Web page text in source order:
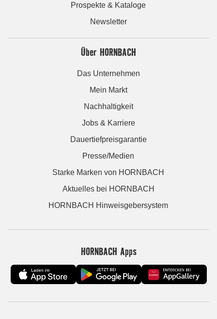
Prospekte & Kataloge
Newsletter
Über HORNBACH
Das Unternehmen
Mein Markt
Nachhaltigkeit
Jobs & Karriere
Dauertiefpreisgarantie
Presse/Medien
Starke Marken von HORNBACH
Aktuelles bei HORNBACH
HORNBACH Hinweisgebersystem
HORNBACH Apps